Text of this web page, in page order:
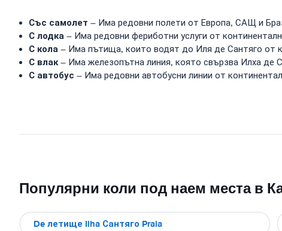
Със самолет – Има редовни полети от Европа, САЩ и
С лодка – Има редовни фериботни услуги от
С кола – Има пътища, които водят до Иля де Сантяго от
С влак– Има железопътна линия, която свързва Илха де
С автобус – Има редовни автобусни линии от
Популярни коли под наем места в
De летище Ilha Сантяго Praia